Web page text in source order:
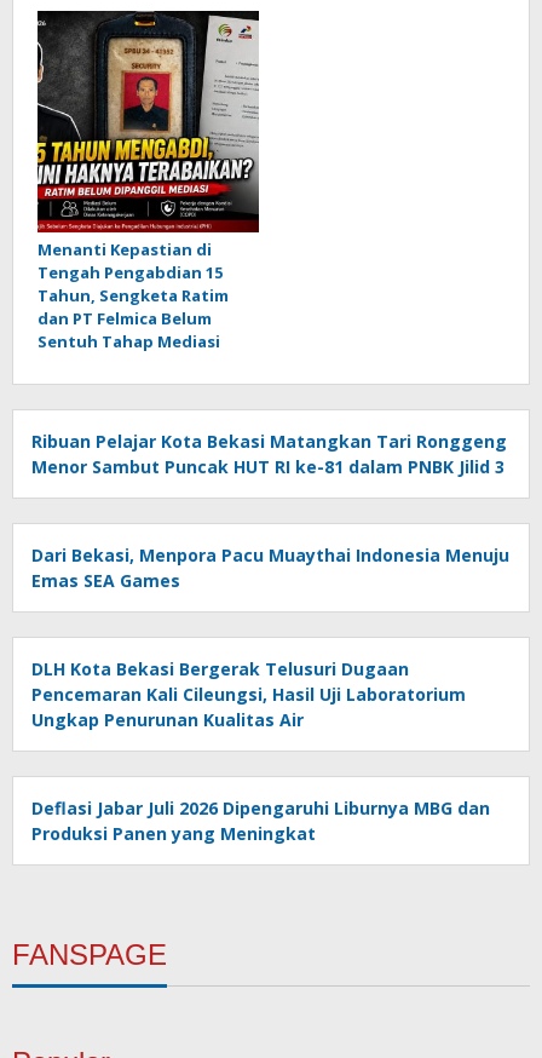
Menanti Kepastian di
Tengah Pengabdian 15
Tahun, Sengketa Ratim
dan PT Felmica Belum
Sentuh Tahap Mediasi
Ribuan Pelajar Kota Bekasi Matangkan Tari Ronggeng
Menor Sambut Puncak HUT RI ke-81 dalam PNBK Jilid 3
Dari Bekasi, Menpora Pacu Muaythai Indonesia Menuju
Emas SEA Games
DLH Kota Bekasi Bergerak Telusuri Dugaan
Pencemaran Kali Cileungsi, Hasil Uji Laboratorium
Ungkap Penurunan Kualitas Air
Deflasi Jabar Juli 2026 Dipengaruhi Liburnya MBG dan
Produksi Panen yang Meningkat
FANSPAGE